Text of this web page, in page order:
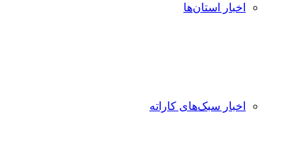
اخبار استان‌ها
اخبار سبک‌های کاراته